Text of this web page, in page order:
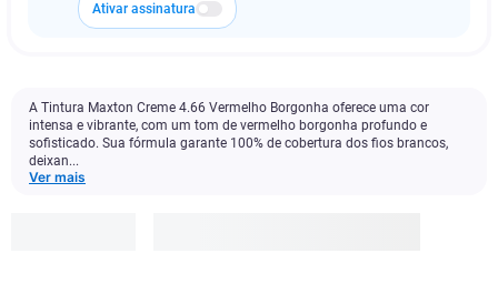
Ativar assinatura
A Tintura Maxton Creme 4.66 Vermelho Borgonha oferece uma cor
intensa e vibrante, com um tom de vermelho borgonha profundo e
sofisticado. Sua fórmula garante 100% de cobertura dos fios brancos,
deixan...
Ver mais